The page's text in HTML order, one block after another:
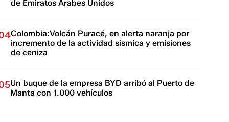
de Emiratos Árabes Unidos
Colombia:Volcán Puracé, en alerta naranja por
incremento de la actividad sísmica y emisiones
de ceniza
Un buque de la empresa BYD arribó al Puerto de
Manta con 1.000 vehículos